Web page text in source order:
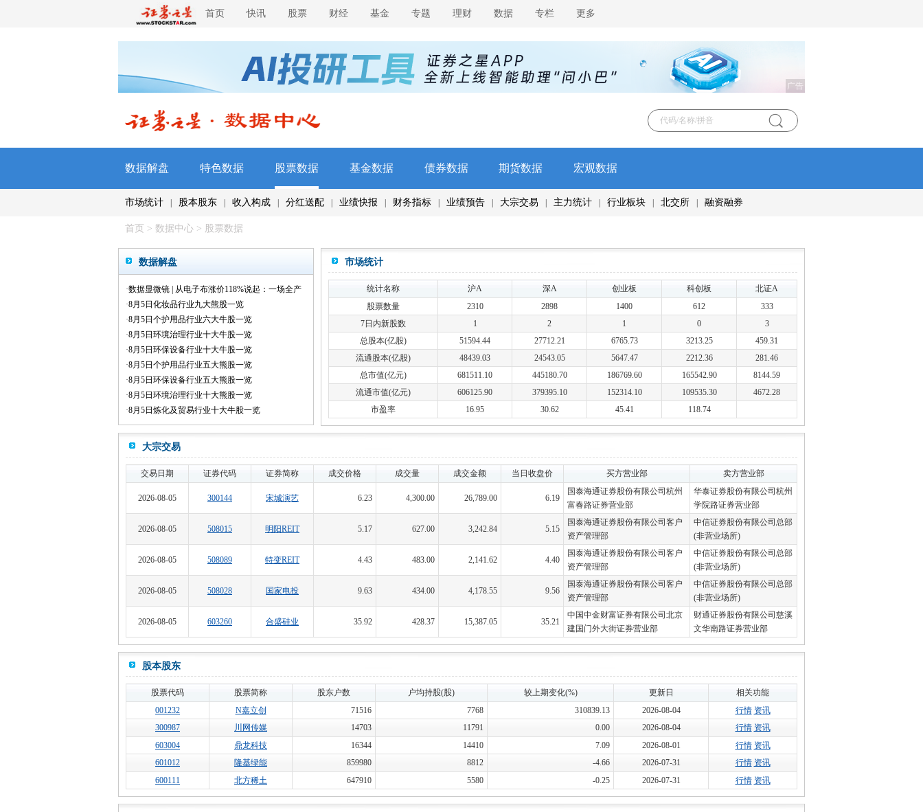
首页 快讯 股票 财经 基金 专题 理财 数据 专栏 更多
广告
数据解盘 特色数据 股票数据 基金数据 债券数据 期货数据 宏观数据
市场统计 股本股东 收入构成 分红送配 业绩快报 财务指标 业绩预告 大宗交易 主力统计 行业板块 北交所 融资融券
首页 > 数据中心 > 股票数据
数据解盘
·数据显微镜 | 从电子布涨价118%说起：一场全产
业链的景气共振
·8月5日化妆品行业九大熊股一览
·8月5日个护用品行业六大牛股一览
·8月5日环境治理行业十大牛股一览
·8月5日环保设备行业十大牛股一览
·8月5日个护用品行业五大熊股一览
·8月5日环保设备行业五大熊股一览
·8月5日环境治理行业十大熊股一览
·8月5日炼化及贸易行业十大牛股一览
市场统计
统计名称 沪A 深A 创业板 科创板
北证A
股票数量
2310 2898 1400 612
333
7日内新股数
1 2 1 0
3
总股本(亿股)
51594.44 27712.21 6765.73 3213.25
459.31
流通股本(亿股)
48439.03 24543.05 5647.47 2212.36
281.46
总市值(亿元)
681511.10 445180.70 186769.60 165542.90
8144.59
流通市值(亿元)
606125.90 379395.10 152314.10 109535.30
4672.28
市盈率
16.95 30.62 45.41 118.74
大宗交易
交易日期 证券代码 证券简称 成交价格 成交量 成交金额 当日收盘价 买方营业部 卖方营业部
2026-08-05 300144 宋城演艺 6.23 4,300.00 26,789.00 6.19
国泰海通证券股份有限公司杭州
富春路证券营业部
华泰证券股份有限公司杭州
学院路证券营业部
2026-08-05 508015 明阳REIT 5.17 627.00 3,242.84 5.15
国泰海通证券股份有限公司客户
资产管理部
中信证券股份有限公司总部
(非营业场所)
2026-08-05 508089 特变REIT 4.43 483.00 2,141.62 4.40
国泰海通证券股份有限公司客户
资产管理部
中信证券股份有限公司总部
(非营业场所)
2026-08-05 508028 国家电投 9.63 434.00 4,178.55 9.56
国泰海通证券股份有限公司客户
资产管理部
中信证券股份有限公司总部
(非营业场所)
2026-08-05 603260 合盛硅业 35.92 428.37 15,387.05 35.21
中国中金财富证券有限公司北京
建国门外大街证券营业部
财通证券股份有限公司慈溪
文华南路证券营业部
股本股东
股票代码 股票简称 股东户数 户均持股(股) 较上期变化(%) 更新日
相关功能
001232
N嘉立创 71516 7768 310839.13 2026-08-04 行情 资讯
300987
川网传媒 14703 11791 0.00 2026-08-04 行情 资讯
603004
鼎龙科技 16344 14410 7.09 2026-08-01 行情 资讯
601012
隆基绿能 859980 8812 -4.66 2026-07-31 行情 资讯
600111
北方稀土 647910 5580 -0.25 2026-07-31 行情 资讯